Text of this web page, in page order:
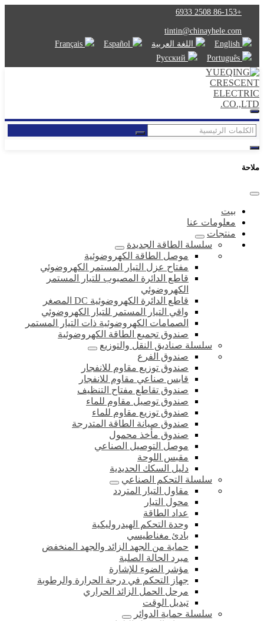
+86-153 2508 6933
tintin@chinayhele.com
اللغة العربية
ملاحة
بيت
معلومات عنا
منتجات
سلسلة الطاقة الجديدة
موصل الطاقة الكهروضوئية
مفتاح عزل التيار المستمر الكهروضوئي
قاطع الدائرة المصبوب للتيار المستمر
الكهروضوئي
قاطع الدائرة الكهروضوئية DC المصغر
واقي التيار المستمر للتيار الكهروضوئي
الصمامات الكهروضوئية ذات التيار المستمر
صندوق تجميع الطاقة الكهروضوئية
سلسلة صناديق النقل والتوزيع
صندوق الفرع
صندوق توزيع مقاوم للانفجار
قابس صناعي مقاوم للانفجار
صندوق تقاطع مفتاح التنظيف
صندوق توصيل مقاوم للماء
صندوق توزيع مقاوم للماء
صندوق صيانة الطاقة المتدرجة
صندوق مأخذ محمول
موصل التوصيل الصناعي
مقبس اللوحة
دليل السكك الحديدية
سلسلة التحكم الصناعي
مقاول التيار المتردد
محول التيار
عداد الطاقة
وحدة التحكم الهيدروليكية
بادئ مغناطيسي
حماية من الجهد الزائد والجهد المنخفض
مبرد الحالة الصلبة
مؤشر الضوء للإشارة
جهاز التحكم في درجة الحرارة والرطوبة
مرحل الحمل الزائد الحراري
تبديل الوقت
سلسلة حماية الدوائر